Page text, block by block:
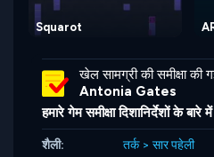
Squarot
खेल सामग्री की समीक्षा की
Antonia Gates
हमारे गेम समीक्षा दिशानिर्देशों के बारे
शैली: तर्क> सार पहेली